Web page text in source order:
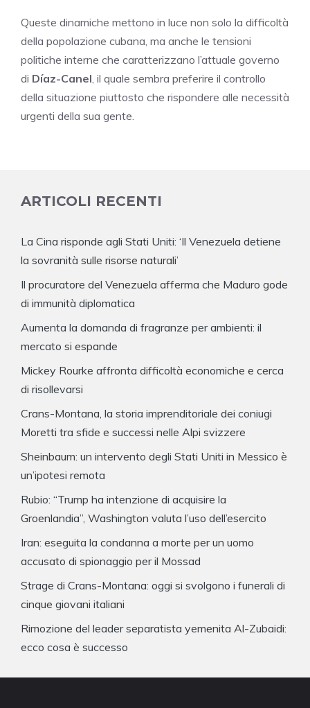
Queste dinamiche mettono in luce non solo la difficoltà
della popolazione cubana, ma anche le tensioni
politiche interne che caratterizzano l’attuale governo
di Díaz-Canel, il quale sembra preferire il controllo
della situazione piuttosto che rispondere alle necessità
urgenti della sua gente.
ARTICOLI RECENTI
La Cina risponde agli Stati Uniti: ‘Il Venezuela detiene
la sovranità sulle risorse naturali’
Il procuratore del Venezuela afferma che Maduro gode
di immunità diplomatica
Aumenta la domanda di fragranze per ambienti: il
mercato si espande
Mickey Rourke affronta difficoltà economiche e cerca
di risollevarsi
Crans-Montana, la storia imprenditoriale dei coniugi
Moretti tra sfide e successi nelle Alpi svizzere
Sheinbaum: un intervento degli Stati Uniti in Messico è
un’ipotesi remota
Rubio: “Trump ha intenzione di acquisire la
Groenlandia”, Washington valuta l’uso dell’esercito
Iran: eseguita la condanna a morte per un uomo
accusato di spionaggio per il Mossad
Strage di Crans-Montana: oggi si svolgono i funerali di
cinque giovani italiani
Rimozione del leader separatista yemenita Al-Zubaidi:
ecco cosa è successo